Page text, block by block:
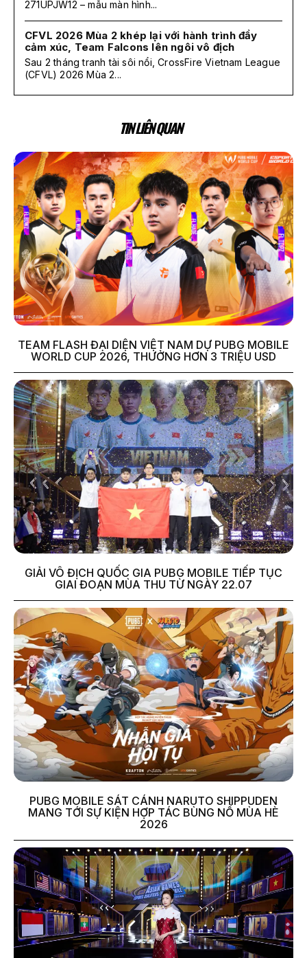
271UPJW12 – mẫu màn hình...
CFVL 2026 Mùa 2 khép lại với hành trình đầy
cảm xúc, Team Falcons lên ngôi vô địch
Sau 2 tháng tranh tài sôi nổi, CrossFire Vietnam League
(CFVL) 2026 Mùa 2...
TIN LIÊN QUAN
TEAM FLASH ĐẠI DIỆN VIỆT NAM DỰ PUBG MOBILE
WORLD CUP 2026, THƯỞNG HƠN 3 TRIỆU USD
GIẢI VÔ ĐỊCH QUỐC GIA PUBG MOBILE TIẾP TỤC
GIAI ĐOẠN MÙA THU TỪ NGÀY 22.07
PUBG MOBILE SÁT CÁNH NARUTO SHIPPUDEN
MANG TỚI SỰ KIỆN HỢP TÁC BÙNG NỔ MÙA HÈ
2026